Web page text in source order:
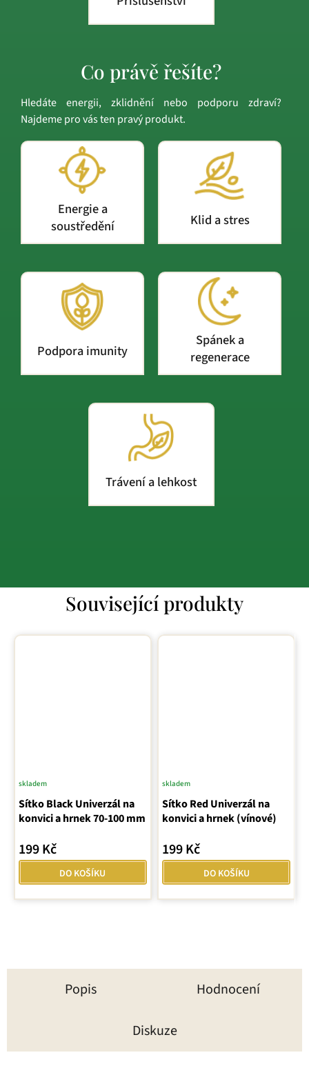
Co právě řešíte?
Hledáte energii, zklidnění nebo podporu zdraví?
Najdeme pro vás ten pravý produkt.
Energie a
soustředění
Klid a stres
Podpora imunity
Spánek a
regenerace
Trávení a lehkost
Související produkty
Sítko Black Univerzál na
konvici a hrnek 70-100 mm
Průměrné
hodnocení
produktu
5,0
5
hvězdiček.
skladem
199 Kč
DO KOŠÍKU
Sítko Red Univerzál na
konvici a hrnek (vínové)
skladem
199 Kč
DO KOŠÍKU
Popis Hodnocení
Diskuze